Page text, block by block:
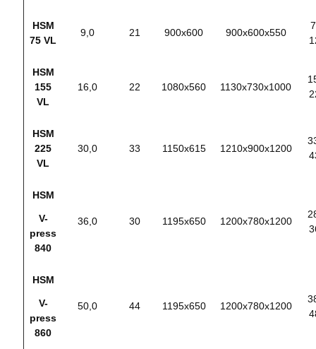
HSM
75 VL
9,0 21 900х600 900х600х550
HSM
155
VL
16,0 22 1080х560 1130х730х1000
HSM
225
VL
30,0 33 1150х615 1210х900х1200
HSM
V-
press
840
36,0 30 1195х650 1200х780х1200
HSM
V-
press
860
50,0 44 1195х650 1200х780х1200